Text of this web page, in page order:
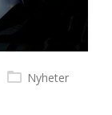
Nyheter